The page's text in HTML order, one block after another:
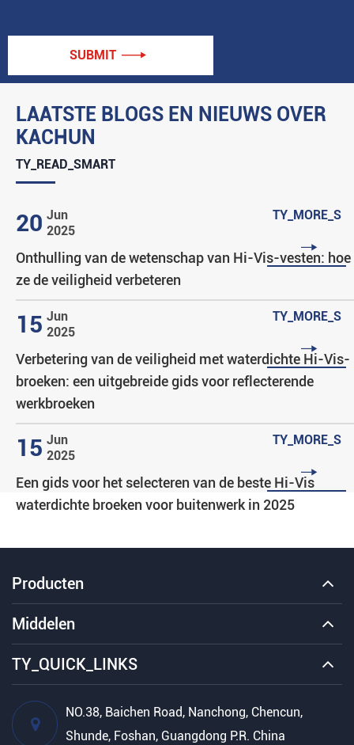
LAATSTE BLOGS EN NIEUWS OVER
KACHUN
TY_READ_SMART
20 Jun
2025
TY_MORE_S

Onthulling van de wetenschap van Hi-Vis-vesten: hoe
ze de veiligheid verbeteren
15 Jun
2025
TY_MORE_S

Verbetering van de veiligheid met waterdichte Hi-Vis-
broeken: een uitgebreide gids voor reflecterende
werkbroeken
15 Jun
2025
TY_MORE_S

Een gids voor het selecteren van de beste Hi-Vis
waterdichte broeken voor buitenwerk in 2025
SUBMIT 
Producten
Middelen
TY_QUICK_LINKS
NO.38, Baichen Road, Nanchong, Chencun,
Shunde, Foshan, Guangdong P.R. China